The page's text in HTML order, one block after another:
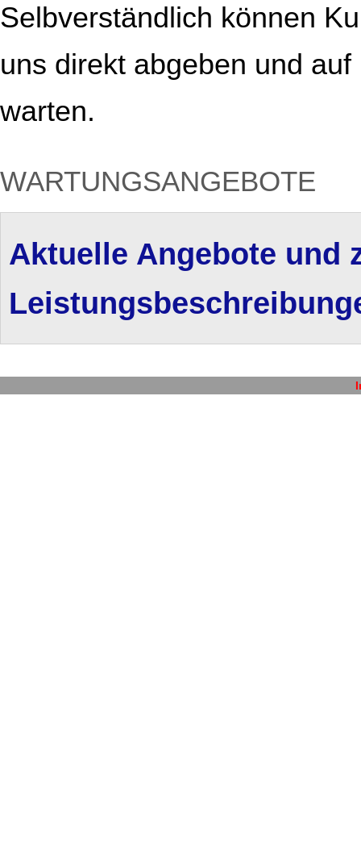
Selbverständlich können
uns direkt abgeben und
warten.
WARTUNGSANGEBOTE
Aktuelle Angebote und